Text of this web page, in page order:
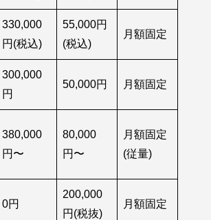
330,000
円(税込)
55,000円
(税込)
月額固定
300,000
円
50,000円 月額固定
380,000
円〜
80,000
円〜
月額固定
(従量)
0円
200,000
円(税抜)
月額固定